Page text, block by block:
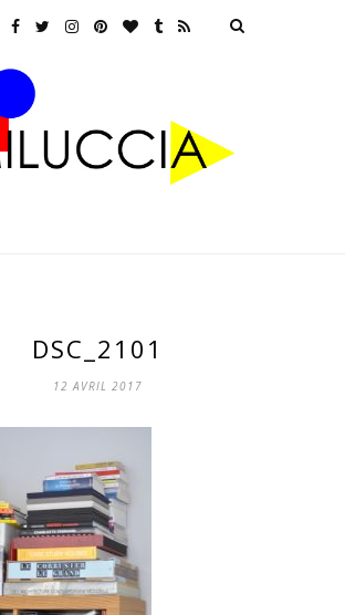
DSC_2101
12 AVRIL 2017